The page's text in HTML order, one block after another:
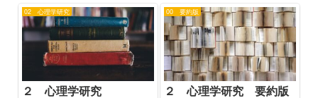
す。
02 心理学研究
２ 心理学研究
00 要約版
２ 心理学研究 要約版